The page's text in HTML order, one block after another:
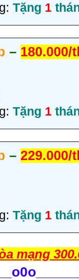
Tặng 1
– 180.000/
Tặng 1
– 229.000/
Tặng 1
mạng